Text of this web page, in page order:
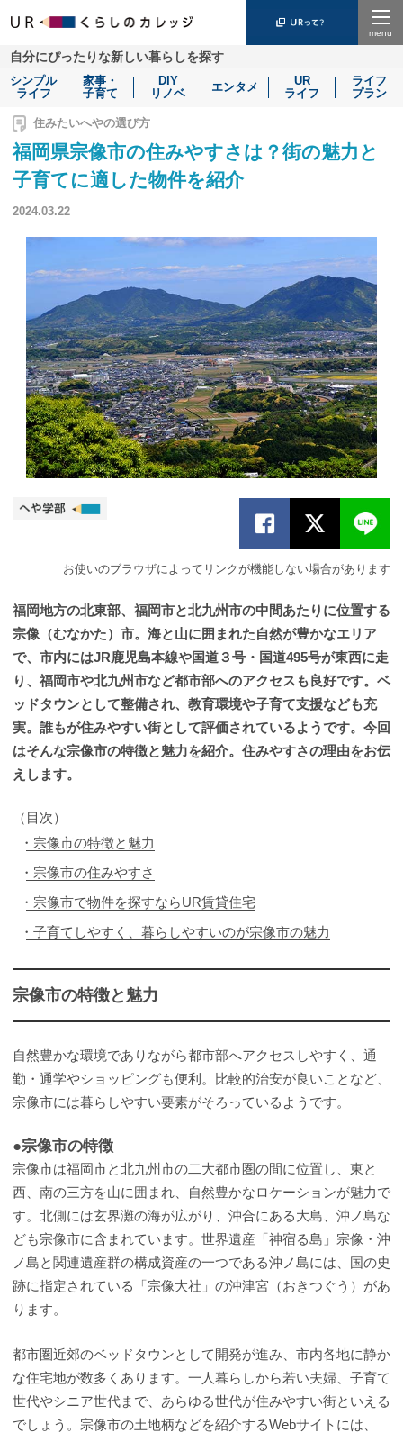
自分にぴったりな新しい暮らしを探す
シンプル
ライフ
家事・
子育て
DIY
リノベ
エンタメ
UR
ライフ
ライフ
プラン
住みたいへやの選び方
福岡県宗像市の住みやすさは？街の魅力と
子育てに適した物件を紹介
2024.03.22
お使いのブラウザによってリンクが機能しない場合があります
福岡地方の北東部、福岡市と北九州市の中間あたりに位置する
宗像（むなかた）市。海と山に囲まれた自然が豊かなエリア
で、市内にはJR鹿児島本線や国道３号・国道495号が東西に走
り、福岡市や北九州市など都市部へのアクセスも良好です。ベ
ッドタウンとして整備され、教育環境や子育て支援なども充
実。誰もが住みやすい街として評価されているようです。今回
はそんな宗像市の特徴と魅力を紹介。住みやすさの理由をお伝
えします。
（目次）
宗像市の特徴と魅力
宗像市の住みやすさ
宗像市で物件を探すならUR賃貸住宅
子育てしやすく、暮らしやすいのが宗像市の魅力
宗像市の特徴と魅力
自然豊かな環境でありながら都市部へアクセスしやすく、通
勤・通学やショッピングも便利。比較的治安が良いことなど、
宗像市には暮らしやすい要素がそろっているようです。
●宗像市の特徴
宗像市は福岡市と北九州市の二大都市圏の間に位置し、東と
西、南の三方を山に囲まれ、自然豊かなロケーションが魅力で
す。北側には玄界灘の海が広がり、沖合にある大島、沖ノ島な
ども宗像市に含まれています。世界遺産「神宿る島」宗像・沖
ノ島と関連遺産群の構成資産の一つである沖ノ島には、国の史
跡に指定されている「宗像大社」の沖津宮（おきつぐう）があ
ります。
都市圏近郊のベッドタウンとして開発が進み、市内各地に静か
な住宅地が数多くあります。一人暮らしから若い夫婦、子育て
世代やシニア世代まで、あらゆる世代が住みやすい街といえる
でしょう。宗像市の土地柄などを紹介するWebサイトには、